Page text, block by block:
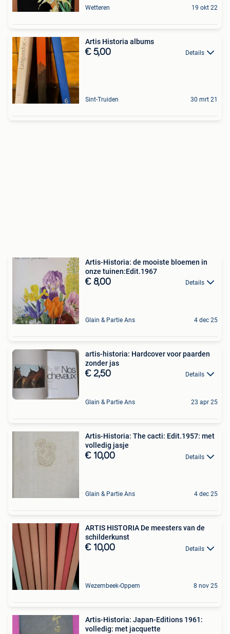
Wetteren 19 okt 22
Artis Historia albums
€ 5,00 Details
Sint-Truiden 30 mrt 21
Artis-Historia: de mooiste bloemen in
onze tuinen:Edit.1967
€ 8,00 Details
Glain & Partie Ans 4 dec 25
artis-historia: Hardcover voor paarden
zonder jas
€ 2,50 Details
Glain & Partie Ans 23 apr 25
Artis-Historia: The cacti: Edit.1957: met
volledig jasje
€ 10,00 Details
Glain & Partie Ans 4 dec 25
ARTIS HISTORIA De meesters van de
schilderkunst
€ 10,00 Details
Wezembeek-Oppem 8 nov 25
Artis-Historia: Japan-Editions 1961:
volledig: met jacquette